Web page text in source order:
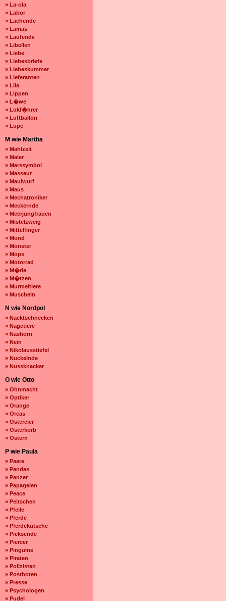
» La-ola
» Labor
» Lachende
» Lamas
» Laufende
» Libellen
» Liebe
» Liebesbriefe
» Liebeskummer
» Lieferanten
» Lila
» Lippen
» L�we
» Lokf�hrer
» Luftballon
» Lupe
M wie Martha
» Mahlzeit
» Maler
» Marssymbol
» Masseur
» Maulwurf
» Maus
» Mechatroniker
» Meckernde
» Meerjungfrauen
» Mistelzweig
» Mittelfinger
» Mond
» Monster
» Mops
» Motorrad
» M�de
» M�tzen
» Murmeltiere
» Muscheln
N wie Nordpol
» Nacktschnecken
» Nagetiere
» Nashorn
» Nein
» Nikolausstiefel
» Nuckelnde
» Nussknacker
O wie Otto
» Ohnmacht
» Optiker
» Orange
» Orcas
» Ostereier
» Osterkorb
» Ostern
P wie Paula
» Paare
» Pandas
» Panzer
» Papageien
» Peace
» Peitschen
» Pfeile
» Pferde
» Pferdekutsche
» Pieksende
» Piercer
» Pinguine
» Piraten
» Polizisten
» Postboten
» Presse
» Psychologen
» Pudel